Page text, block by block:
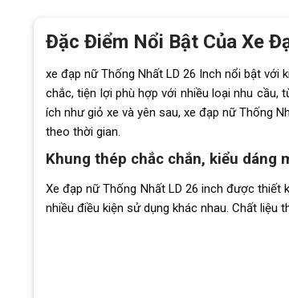
Đặc Điểm Nổi Bật Của Xe
xe đạp nữ Thống Nhất LD 26 Inch nổi bật với
chắc, tiện lợi phù hợp với nhiều loại nhu cầu,
ích như giỏ xe và yên sau, xe đạp nữ Thống
theo thời gian.
Khung thép chắc chắn, kiểu dáng
Xe đạp nữ Thống Nhất LD 26 inch được thiết
nhiều điều kiện sử dụng khác nhau. Chất